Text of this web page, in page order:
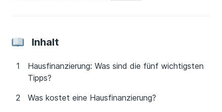
Inhalt
Hausfinanzierung: Was sind die fünf wichtigsten
Tipps?
Was kostet eine Hausfinanzierung?